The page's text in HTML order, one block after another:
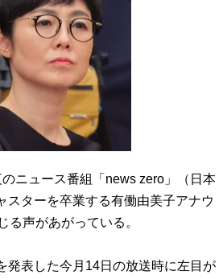
ニュース番組「news zero」（日本
スターを卒業する有働由美子アナウ
る声があがっている。
表した今月14日の放送時に左目が